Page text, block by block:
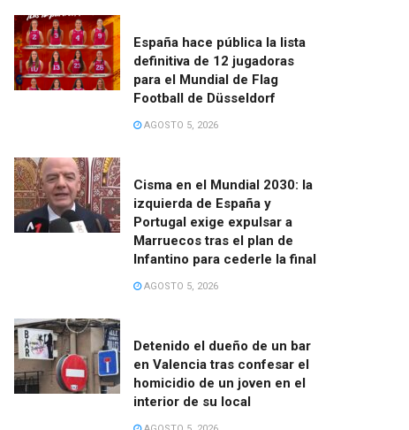
España hace pública la lista
definitiva de 12 jugadoras
para el Mundial de Flag
Football de Düsseldorf
AGOSTO 5, 2026
Cisma en el Mundial 2030: la
izquierda de España y
Portugal exige expulsar a
Marruecos tras el plan de
Infantino para cederle la final
AGOSTO 5, 2026
Detenido el dueño de un bar
en Valencia tras confesar el
homicidio de un joven en el
interior de su local